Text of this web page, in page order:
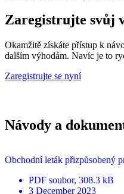
Zaregistrujte svůj
Okamžitě získáte přístup k
dalším výhodám. Navíc je to
Zaregistrujte se nyní
Návody a
Obchodní leták přizpůsobený
PDF soubor, 308.3 kB
3 December 2023